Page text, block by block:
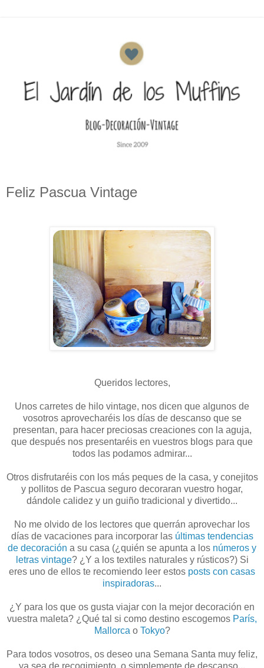
Feliz Pascua Vintage
Queridos lectores,
Unos carretes de hilo vintage, nos dicen que algunos de
vosotros aprovecharéis los días de descanso que se
presentan, para hacer preciosas creaciones con la aguja,
que después nos presentaréis en vuestros blogs para que
todos las podamos admirar...
Otros disfrutaréis con los más peques de la casa, y conejitos
y pollitos de Pascua seguro decoraran vuestro hogar,
dándole calidez y un guiño tradicional y divertido...
No me olvido de los lectores que querrán aprovechar los
días de vacaciones para incorporar lasúltimas tendencias
de decoración a su casa (¿quién se apunta a los números y
letras vintage? ¿Y a los textiles naturales y rústicos?) Si
eres uno de ellos te recomiendo leer estos posts con casas
inspiradoras...
¿Y para los que os gusta viajar con la mejor decoración en
vuestra maleta? ¿Qué tal si como destino escogemos París,
Mallorca o Tokyo?
Para todos vosotros, os deseo una Semana Santa muy feliz,
ya sea de recogimiento, o simplemente de descanso...